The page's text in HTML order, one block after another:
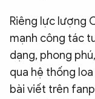
Riêng lực lượng
mạnh công tác
dạng, phong
qua hệ thống
bài viết trên